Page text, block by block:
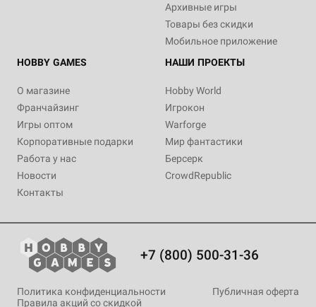
Архивные игры
Товары без скидки
Мобильное приложение
HOBBY GAMES
О магазине
Франчайзинг
Игры оптом
Корпоративные подарки
Работа у нас
Новости
Контакты
НАШИ ПРОЕКТЫ
Hobby World
Игрокон
Warforge
Мир фантастики
Берсерк
CrowdRepublic
+7 (800) 500-31-36
Политика конфиденциальности
Публичная оферта
Правила акций со скидкой